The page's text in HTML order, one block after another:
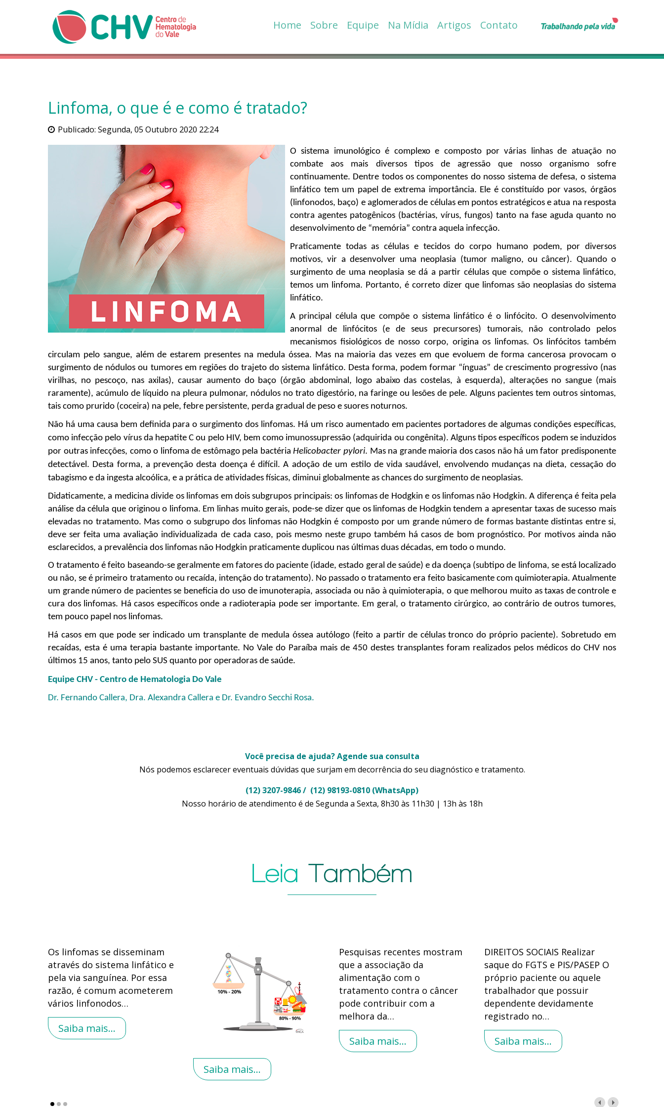
Home Sobre Equipe Na Mídia Artigos Contato
Linfoma, o que é e como é tratado?
Publicado: Segunda, 05 Outubro 2020 22:24
O sistema imunológico é complexo e composto por várias linhas de atuação no
combate aos mais diversos tipos de agressão que nosso organismo sofre
continuamente. Dentre todos os componentes do nosso sistema de defesa, o sistema
linfático tem um papel de extrema importância. Ele é constituído por vasos, órgãos
(linfonodos, baço) e aglomerados de células em pontos estratégicos e atua na resposta
contra agentes patogênicos (bactérias, vírus, fungos) tanto na fase aguda quanto no
desenvolvimento de “memória” contra aquela infecção.
Praticamente todas as células e tecidos do corpo humano podem, por diversos
motivos, vir a desenvolver uma neoplasia (tumor maligno, ou câncer). Quando o
surgimento de uma neoplasia se dá a partir células que compõe o sistema linfático,
temos um linfoma. Portanto, é correto dizer que linfomas são neoplasias do sistema
linfático.
A principal célula que compõe o sistema linfático é o linfócito. O desenvolvimento
anormal de linfócitos (e de seus precursores) tumorais, não controlado pelos
mecanismos fisiológicos de nosso corpo, origina os linfomas. Os linfócitos também
circulam pelo sangue, além de estarem presentes na medula óssea. Mas na maioria das vezes em que evoluem de forma cancerosa provocam o
surgimento de nódulos ou tumores em regiões do trajeto do sistema linfático. Desta forma, podem formar “ínguas” de crescimento progressivo (nas
virilhas, no pescoço, nas axilas), causar aumento do baço (órgão abdominal, logo abaixo das costelas, à esquerda), alterações no sangue (mais
raramente), acúmulo de líquido na pleura pulmonar, nódulos no trato digestório, na faringe ou lesões de pele. Alguns pacientes tem outros sintomas,
tais como prurido (coceira) na pele, febre persistente, perda gradual de peso e suores noturnos.
Não há uma causa bem definida para o surgimento dos linfomas. Há um risco aumentado em pacientes portadores de algumas condições específicas,
como infecção pelo vírus da hepatite C ou pelo HIV, bem como imunossupressão (adquirida ou congênita). Alguns tipos específicos podem se induzidos
por outras infecções, como o linfoma de estômago pela bactéria Helicobacter pylori. Mas na grande maioria dos casos não há um fator predisponente
detectável. Desta forma, a prevenção desta doença é difícil. A adoção de um estilo de vida saudável, envolvendo mudanças na dieta, cessação do
tabagismo e da ingesta alcoólica, e a prática de atividades físicas, diminui globalmente as chances do surgimento de neoplasias.
Didaticamente, a medicina divide os linfomas em dois subgrupos principais: os linfomas de Hodgkin e os linfomas não Hodgkin. A diferença é feita pela
análise da célula que originou o linfoma. Em linhas muito gerais, pode-se dizer que os linfomas de Hodgkin tendem a apresentar taxas de sucesso mais
elevadas no tratamento. Mas como o subgrupo dos linfomas não Hodgkin é composto por um grande número de formas bastante distintas entre si,
deve ser feita uma avaliação individualizada de cada caso, pois mesmo neste grupo também há casos de bom prognóstico. Por motivos ainda não
esclarecidos, a prevalência dos linfomas não Hodgkin praticamente duplicou nas últimas duas décadas, em todo o mundo.
O tratamento é feito baseando-se geralmente em fatores do paciente (idade, estado geral de saúde) e da doença (subtipo de linfoma, se está localizado
ou não, se é primeiro tratamento ou recaída, intenção do tratamento). No passado o tratamento era feito basicamente com quimioterapia. Atualmente
um grande número de pacientes se beneficia do uso de imunoterapia, associada ou não à quimioterapia, o que melhorou muito as taxas de controle e
cura dos linfomas. Há casos específicos onde a radioterapia pode ser importante. Em geral, o tratamento cirúrgico, ao contrário de outros tumores,
tem pouco papel nos linfomas.
Há casos em que pode ser indicado um transplante de medula óssea autólogo (feito a partir de células tronco do próprio paciente). Sobretudo em
recaídas, esta é uma terapia bastante importante. No Vale do Paraíba mais de 450 destes transplantes foram realizados pelos médicos do CHV nos
últimos 15 anos, tanto pelo SUS quanto por operadoras de saúde.
Equipe CHV - Centro de Hematologia Do Vale
Dr. Fernando Callera, Dra. Alexandra Callera e Dr. Evandro Secchi Rosa.
Você precisa de ajuda? Agende sua consulta
Nós podemos esclarecer eventuais dúvidas que surjam em decorrência do seu diagnóstico e tratamento.
(12) 3207-9846 / (12) 98193-0810 (WhatsApp)
Nosso horário de atendimento é de Segunda a Sexta, 8h30 às 11h30 | 13h às 18h
LeiaTambém
Os linfomas se disseminam
através do sistema linfático e
pela via sanguínea. Por essa
razão, é comum acometerem
vários linfonodos…
Saiba mais...
Saiba mais...
Pesquisas recentes mostram
que a associação da
alimentação com o
tratamento contra o câncer
pode contribuir com a
melhora da…
Saiba mais...
DIREITOS SOCIAIS Realizar
saque do FGTS e PIS/PASEP O
próprio paciente ou aquele
trabalhador que possuir
dependente devidamente
registrado no…
Saiba mais...